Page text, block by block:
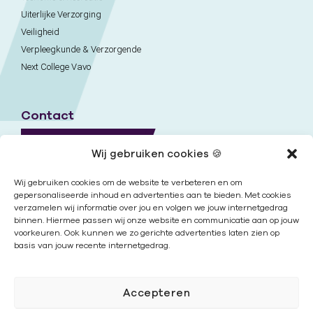
Wij gebruiken cookies 🍪
Wij gebruiken cookies om de website te verbeteren en om
gepersonaliseerde inhoud en advertenties aan te bieden. Met cookies
verzamelen wij informatie over jou en volgen we jouw internetgedrag
binnen. Hiermee passen wij onze website en communicatie aan op jouw
voorkeuren. Ook kunnen we zo gerichte advertenties laten zien op
basis van jouw recente internetgedrag.
Accepteren
Uiterlijke Verzorging
Veiligheid
Verpleegkunde & Verzorgende
Next College Vavo
Contact
Nieuwsbrief